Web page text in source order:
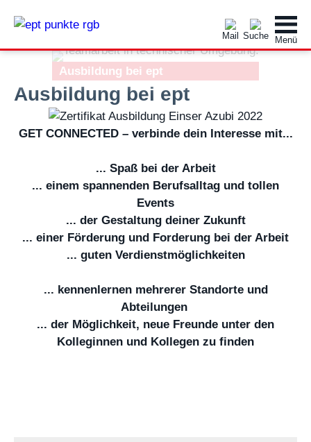
Ausbildung bei ept
Ausbildung bei ept
GET CONNECTED – verbinde dein Interesse mit...
... Spaß bei der Arbeit
... einem spannenden Berufsalltag und tollen
Events
... der Gestaltung deiner Zukunft
... einer Förderung und Forderung bei der Arbeit
... guten Verdienstmöglichkeiten
... kennenlernen mehrerer Standorte und
Abteilungen
... der Möglichkeit, neue Freunde unter den
Kolleginnen und Kollegen zu finden